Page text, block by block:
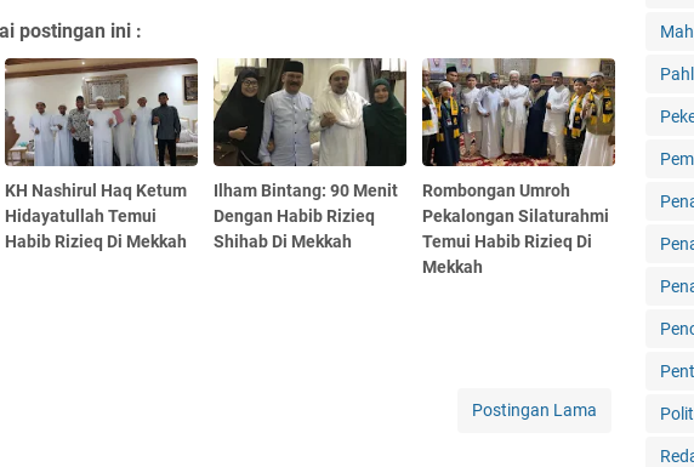
postingan ini :
KH Nashirul Haq Ketum
Hidayatullah Temui
Habib Rizieq Di Mekkah
Ilham Bintang: 90 Menit
Dengan Habib Rizieq
Shihab Di Mekkah
Rombongan Umroh
Pekalongan Silaturahmi
Temui Habib Rizieq Di
Mekkah
Postingan Lama